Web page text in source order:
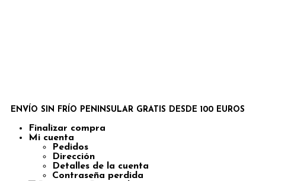
ENVÍO SIN FRÍO PENINSULAR GRATIS DESDE 100 EUROS
Finalizar compra
Mi cuenta
Pedidos
Dirección
Detalles de la cuenta
Contraseña perdida